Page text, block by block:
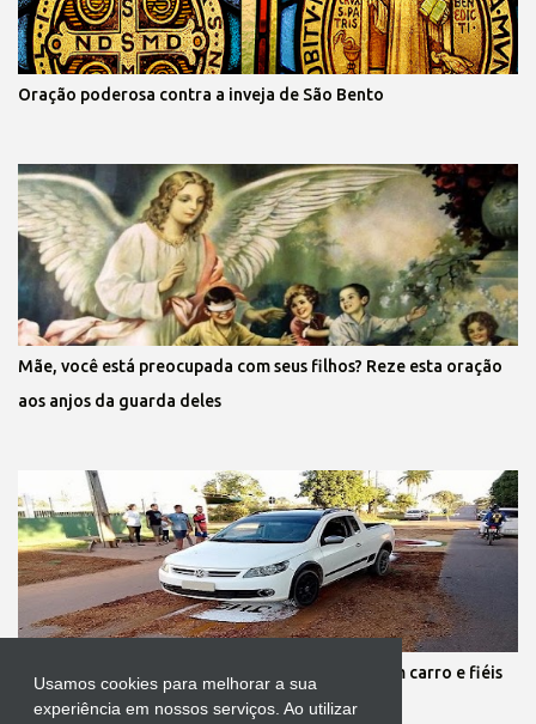
Usamos cookies para melhorar a sua
experiência em nossos serviços. Ao utilizar
Oração poderosa contra a inveja de São Bento
Mãe, você está preocupada com seus filhos? Reze esta oração
aos anjos da guarda deles
Protestante destrói tapete de Corpus Christi com carro e fiéis
se revoltam